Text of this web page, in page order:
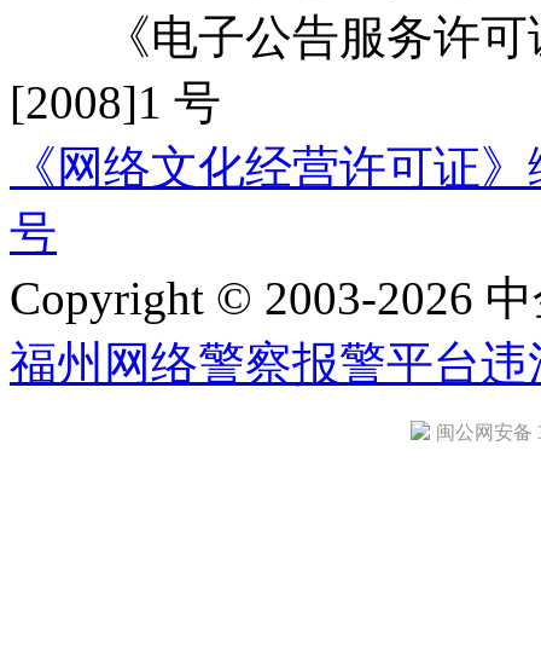
《电子公告服务许可
[2008]1 号
《网络文化经营许可证
号
Copyright © 2003-2026
福州网络警察报警平台违
闽公网安备